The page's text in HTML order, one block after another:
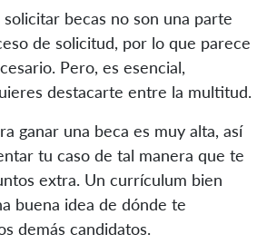
becas no son una parte
de solicitud, por lo que parece
Pero, es esencial,
destacarte entre la multitud.
ganar una beca es muy alta, así
tu caso de tal manera que te
extra. Un currículum bien
buena idea de dónde te
demás candidatos.